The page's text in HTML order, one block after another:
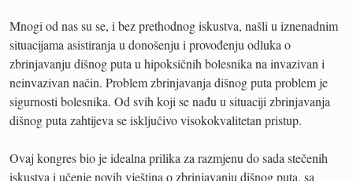
Mnogi od nas su se, i bez prethodnog iskustva, našli u iznenadnim
situacijama asistiranja u donošenju i provođenju odluka o
zbrinjavanju dišnog puta u hipoksičnih bolesnika na invazivan i
neinvazivan način. Problem zbrinjavanja dišnog puta problem je
sigurnosti bolesnika. Od svih koji se nađu u situaciji zbrinjavanja
dišnog puta zahtijeva se isključivo visokokvalitetan pristup.
Ovaj kongres bio je idealna prilika za razmjenu do sada stečenih
iskustva i učenje novih vještina o zbrinjavanju dišnog puta, sa